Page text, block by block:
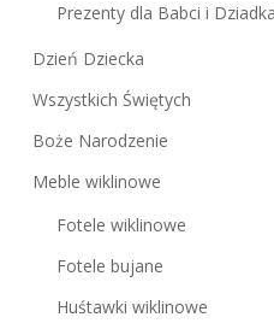
Prezenty dla Babci i Dziadka
Dzień Dziecka
Wszystkich Świętych
Boże Narodzenie
Meble wiklinowe
Fotele wiklinowe
Fotele bujane
Huśtawki wiklinowe